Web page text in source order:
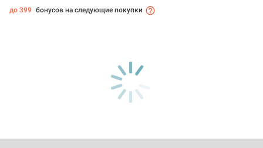
до 399 бонусов на следующие покупки